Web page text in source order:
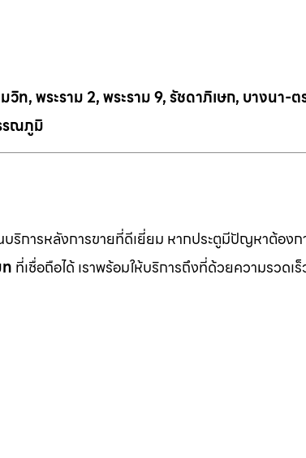
วิท, พระราม 2, พระราม 9, รัชดาภิเษก, บางนา-ต
รณภูมิ
บริการหลังการขายที่ดีเยี่ยม หากประตูมีปัญหาต้องก
ที่เชื่อถือได้ เราพร้อมให้บริการถึงที่ด้วยความรวดเร็